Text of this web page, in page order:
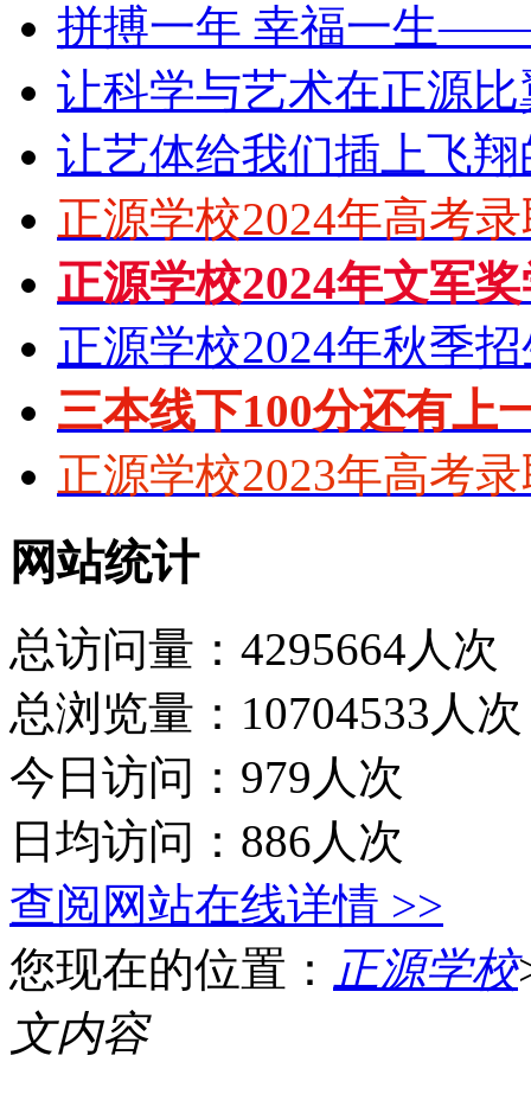
拼搏一年 幸福一生
让科学与艺术在正源
让艺体给我们插上飞
正源学校2024年高考
正源学校2024年文军
正源学校2024年秋季
三本线下100分还有上
正源学校2023年高考
网站统计
总访问量：4295664人次
总浏览量：10704533人次
今日访问：979人次
日均访问：886人次
查阅网站在线详情 >>
您现在的位置： 正源学校
文内容